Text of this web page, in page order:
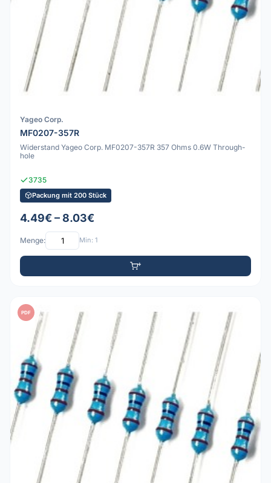
Yageo Corp.
MF0207-357R
Widerstand Yageo Corp. MF0207-357R 357 Ohms 0.6W Through-
hole
3735
Packung mit 200 Stück
4.49€ – 8.03€
Menge: Min: 1
PDF